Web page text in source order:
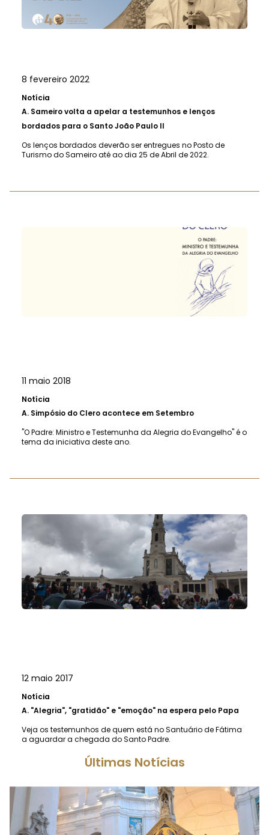
8 fevereiro 2022
Notícia
A. Sameiro volta a apelar a testemunhos e lenços
bordados para o Santo João Paulo II
Os lenços bordados deverão ser entregues no Posto de
Turismo do Sameiro até ao dia 25 de Abril de 2022.
11 maio 2018
Notícia
A. Simpósio do Clero acontece em Setembro
"O Padre: Ministro e Testemunha da Alegria do Evangelho" é o
tema da iniciativa deste ano.
12 maio 2017
Notícia
A. "Alegria", "gratidão" e "emoção" na espera pelo Papa
Veja os testemunhos de quem está no Santuário de Fátima
a aguardar a chegada do Santo Padre.
Últimas Notícias